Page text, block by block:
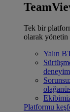
Tek bir
olarak yönetin
Yalın
deneyim
Platformu